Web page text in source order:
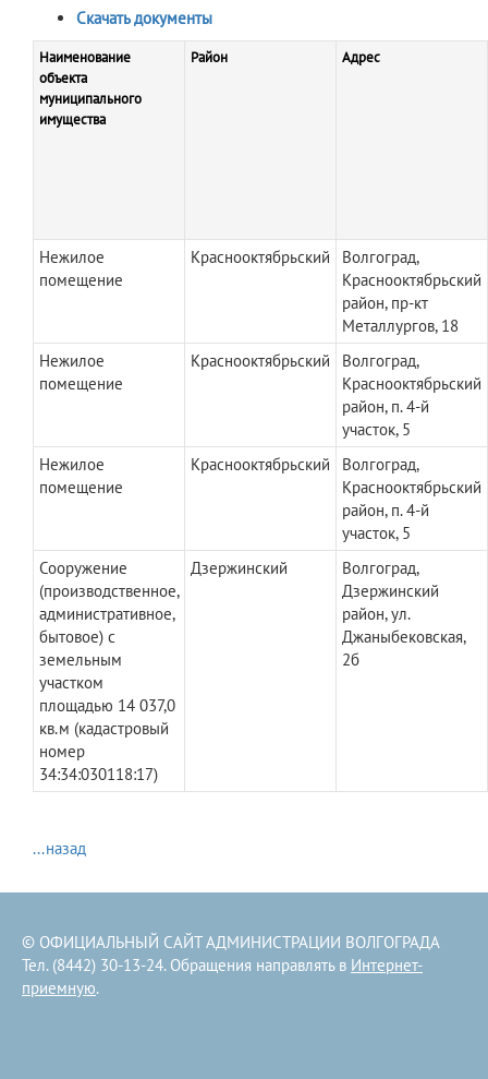
Скачать документы
Наименование
объекта
муниципального
имущества
Район Адрес
Нежилое
помещение
Краснооктябрьский
Волгоград,
Краснооктябрьский
район, пр-кт
Металлургов, 18
Нежилое
помещение
Краснооктябрьский
Волгоград,
Краснооктябрьский
район, п. 4-й
участок, 5
Нежилое
помещение
Краснооктябрьский
Волгоград,
Краснооктябрьский
район, п. 4-й
участок, 5
Сооружение
(производственное,
административное,
бытовое) с
земельным
участком
площадью 14 037,0
кв.м (кадастровый
номер
34:34:030118:17)
Дзержинский
Волгоград,
Дзержинский
район, ул.
Джаныбековская,
2б
...назад
© ОФИЦИАЛЬНЫЙ САЙТ АДМИНИСТРАЦИИ ВОЛГОГРАДА
Тел. (8442) 30-13-24. Обращения направлять в Интернет-
приемную.